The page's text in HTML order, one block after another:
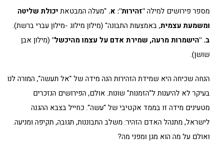
מספר פירושים למילה"זהירות": א. "מעלה המבטאתיכולת שליטה
ומשמעת עצמית, באמצעות התבונה" (מילון מילוג -מילון עברי ברשת).
ב. "הישמרות מרעה, שמירת אדם על עצמו מהיכשל" (מילון אבן
שושן).
הנחה שכיחה היא שמידת הזהירות הנה מידה של "אל תעשה", המורה לנו
בעיקר לא להיענות ל"הזמנות" שונות. אולם, הפירושים הנזכרים
מטעינים מידה זו בממד אקטיבי של "עשה". כחייל בצבא ההגנה
לישראל, מתנהל האדם הזהיר: משלב התבוננות, תגובה, תקיפה ומניעה.
ואולם על מה הוא מגן ומפני מה?